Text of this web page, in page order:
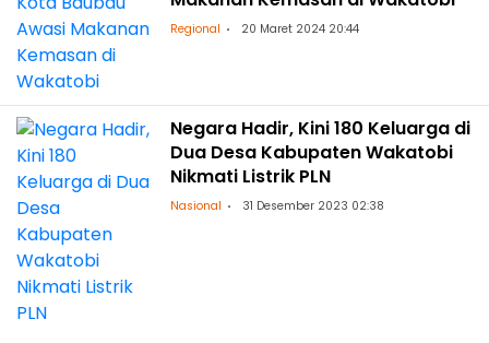
Regional 20 Maret 2024 20:44
Negara Hadir, Kini 180 Keluarga di
Dua Desa Kabupaten Wakatobi
Nikmati Listrik PLN
Nasional 31 Desember 2023 02:38